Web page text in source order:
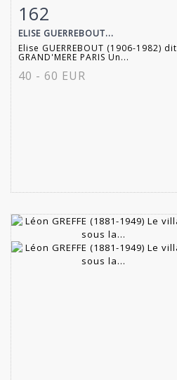
Item detail
162
ELISE GUERREBOUT...
Elise GUERREBOUT (1906-1982) dit
GRAND'MERE PARIS Un...
40 - 60 EUR